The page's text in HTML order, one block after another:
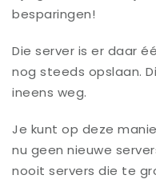
besparingen!
Die server is er daar
nog steeds opslaan.
ineens weg.
Je kunt op deze
nu geen nieuwe
nooit servers die te